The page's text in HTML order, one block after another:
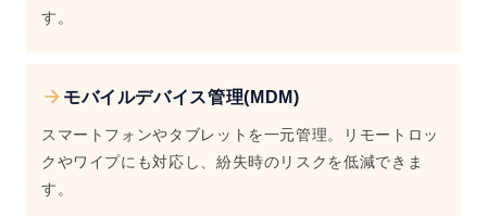
す。
モバイルデバイス管理(MDM)
スマートフォンやタブレットを一元管理。リモートロッ
クやワイプにも対応し、紛失時のリスクを低減できま
す。